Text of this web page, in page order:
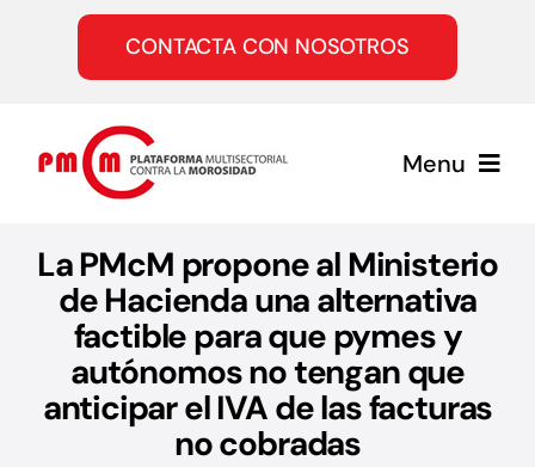
contenido
CONTACTA CON NOSOTROS
Menu
Inicio
Quiénes somos
Servicios
La PMcM propone al Ministerio
de Hacienda una alternativa
factible para que pymes y
autónomos no tengan que
anticipar el IVA de las facturas
no cobradas